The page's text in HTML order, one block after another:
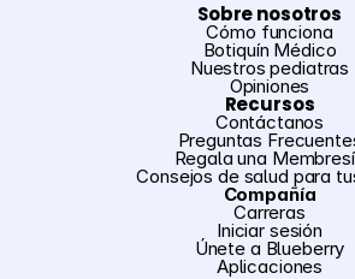
Sobre nosotros
Cómo funciona
Botiquín Médico
Nuestros pediatras
Opiniones
Recursos
Contáctanos
Preguntas
Regala una
Consejos de salud para
Compañía
Carreras
Iniciar sesión
Únete a Blueberry
Aplicaciones